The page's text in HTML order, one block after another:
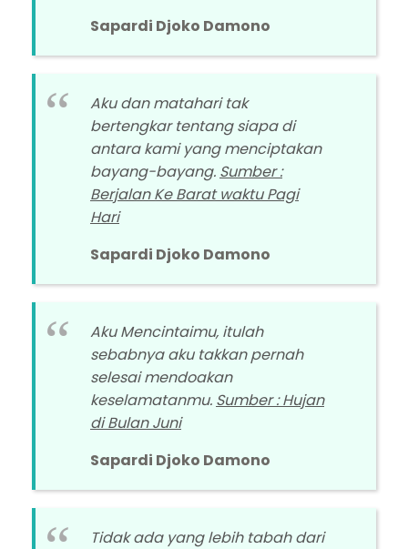
Sapardi Djoko Damono
Aku dan matahari tak
bertengkar tentang siapa di
antara kami yang menciptakan
bayang-bayang. Sumber :
Berjalan Ke Barat waktu Pagi
Hari
Sapardi Djoko Damono
Aku Mencintaimu, itulah
sebabnya aku takkan pernah
selesai mendoakan
keselamatanmu. Sumber : Hujan
di Bulan Juni
Sapardi Djoko Damono
Tidak ada yang lebih tabah dari